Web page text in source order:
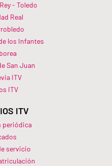
- Toledo
Real
los Infantes
San Juan
ITV
ITV​
ITV
periódica
servicio